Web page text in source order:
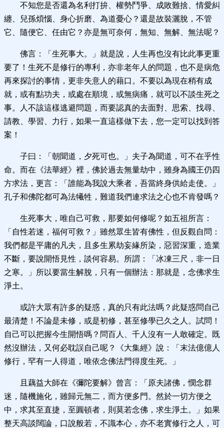
不知您是否還為名利打拚、權勢鬥爭、成敗難捨、情愛糾
纏、兒孫煩惱、身心折磨、為道憂心？還是故裝灑脫，不管
它、隨便它、任由它？亦是無可奈何，無知、無解、無法呢？
佛言：「生死事大。」就是說，人生再也沒有比此事更重
要了！生死不是修行的專利，亦非老年人的問題，也不是病危
再來探討的事情，更非失意人的藉口。不要以為現在稍有成
就，或有點功夫，或處在順境，或無病痛，就可以不談生死之
事。人不該這樣逃避問題，而要認真的去面對、思索、找尋、
請教、學習、力行，如果一直這樣做下去，您一定可以找到答
案！
子曰：「朝聞道，夕死可也。」夫子為聞道，可不在乎性
命。而在《法華經》裡，佛於過去無量劫中，雖身為國王仍四
方求法，更言：「誰能為我說大乘者，吾當終身供給走使。」
孔子和佛陀都可為法犧牲，難道我們連求法之心也不肯發嗎？
生死事大，唯自己可救，那要如何修呢？ 如五祖所言：
「自性若迷，福何可救？」雖然眾生皆有佛性，但反觀自問：
我們都是平庸的凡夫，且多生累劫妄緣所染，惡習深重，造業
不斷，要說開悟見性，談何容易。所謂：「冰凍三尺，非一日
之寒。」所以要當生解脫，只有一個辦法：那就是，念佛求生
淨土。
或許大眾有許多的疑惑，真的只有此法嗎？ 此疑惑問自己
最清楚！不論是未修，或是初修，甚至修學已久之人。試問！
自己可以把握今生開悟嗎？問百人、千人沒有一人敢確定。既
然沒辦法，又何必耽誤自己呢？《大集經》說：「末法億億人
修行，罕有一人得道，唯依念佛法門得度生死。」
且藕益大師在《彌陀要解》曾言：「原夫諸佛，憫念群
迷，隨機施化，雖歸元無二，而方便多門。然於一切方便之
中，求其至直捷，至圓頓者，則莫若念佛，求生淨土。」如果
整天高談闊論，口說般若，不識本心，亦不老實修行之人，可